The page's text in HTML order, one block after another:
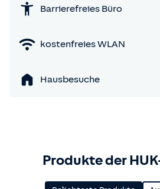
Barrierefreies Büro
kostenfreies WLAN
Hausbesuche
Produkte der